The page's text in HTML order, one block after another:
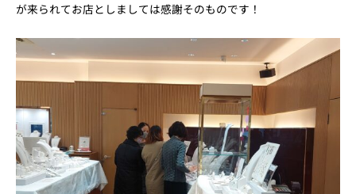
が来られてお店としましては感謝そのものです！